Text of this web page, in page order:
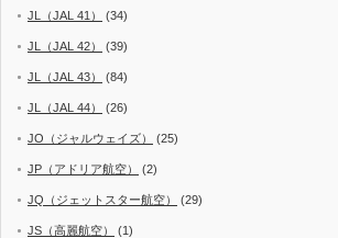
JL（JAL 41） (34)
JL（JAL 42） (39)
JL（JAL 43） (84)
JL（JAL 44） (26)
JO（ジャルウェイズ） (25)
JP（アドリア航空） (2)
JQ（ジェットスター航空） (29)
JS（高麗航空） (1)